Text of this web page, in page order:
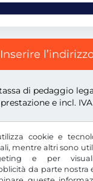
cookie e
mentre altri sono
e per
da parte nostra
di pedaggio
e incl.